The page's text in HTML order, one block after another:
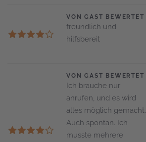
VON GAST BEWERTET
freundlich und
hilfsbereit
VON GAST BEWERTET
Ich brauche nur
anrufen, und es wird
alles möglich gemacht.
Auch spontan. Ich
musste mehrere